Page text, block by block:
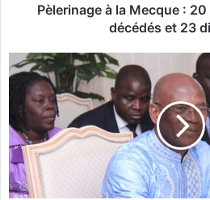
M
q
u
e
:
2
Pèlerinage à la Mecque :
décédés et 23
r
i
d
e
n
t